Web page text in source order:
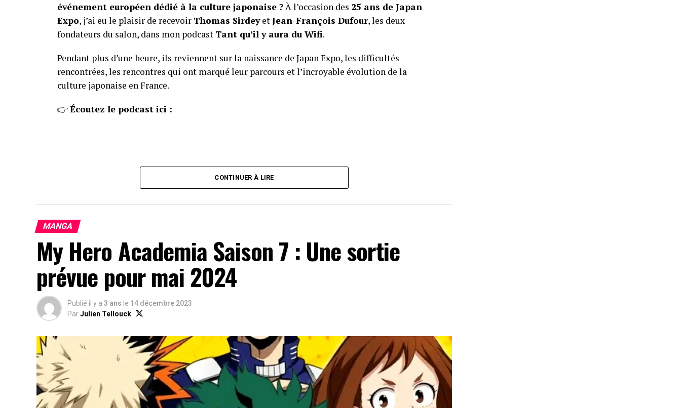
événement européen dédié à la culture japonaise ?À l’occasion des 25 ans de Japan
Expo, j’ai eu le plaisir de recevoir Thomas SirdeyetJean-François Dufour, les deux
fondateurs du salon, dans mon podcast Tant qu’il y aura du Wifi.
Pendant plus d’une heure, ils reviennent sur la naissance de Japan Expo, les difficultés
rencontrées, les rencontres qui ont marqué leur parcours et l’incroyable évolution de la
culture japonaise en France.
👉Écoutez le podcast ici :
https://youtu.be/th10bf5oQaQ
Les débuts de Japan Expo : une histoire de passion
Avant de réunir des centaines de milliers de visiteurs chaque année,Japan Expoest avant
tout l’histoire d’une bande de passionnés.
CONTINUER À LIRE
MANGA
My Hero Academia Saison 7 : Une sortie
prévue pour mai 2024
Publié il y a 3 ans le 14 décembre 2023
ParJulien Tellouck